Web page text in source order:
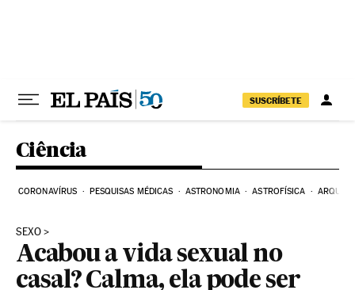
SUSCRÍBETE
Ciência
CORONAVÍRUS PESQUISAS MÉDICAS ASTRONOMIA ASTROFÍSICA
SEXO
Acabou a vida sexual no
casal? Calma, ela pode ser